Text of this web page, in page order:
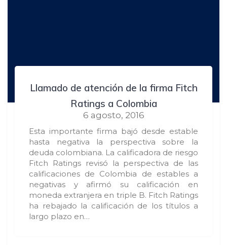
Llamado de atención de la firma Fitch
Ratings a Colombia
6 agosto, 2016
Esta importante firma bajó desde estable
hasta negativa la perspectiva sobre la
deuda colombiana. La calificadora de riesgo
Fitch Ratings revisó la perspectiva de las
calificaciones de Colombia de estables a
negativas y afirmó su calificación en
moneda extranjera en triple B. Fitch Ratings
ha rebajado la calificación de los títulos a
largo plazo en…